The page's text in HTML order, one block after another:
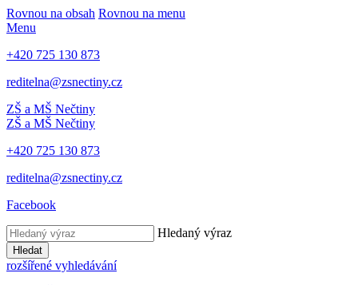
Rovnou na obsah Rovnou na menu
Menu
+420 725 130 873
reditelna@zsnectiny.cz
ZŠ a MŠ Nečtiny
ZŠ a MŠ Nečtiny
+420 725 130 873
reditelna@zsnectiny.cz
Facebook
Hledaný výraz
Hledat
rozšířené vyhledávání